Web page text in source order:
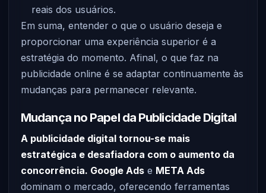
reais dos usuários.
Em suma, entender o que o usuário deseja e
proporcionar uma experiência superior é a
estratégia do momento. Afinal, o que faz na
publicidade online é se adaptar continuamente às
mudanças para permanecer relevante.
Mudança no Papel da Publicidade Digital
A publicidade digital tornou-se mais
estratégica e desafiadora com o aumento da
concorrência. Google Ads e META Ads
dominam o mercado, oferecendo ferramentas